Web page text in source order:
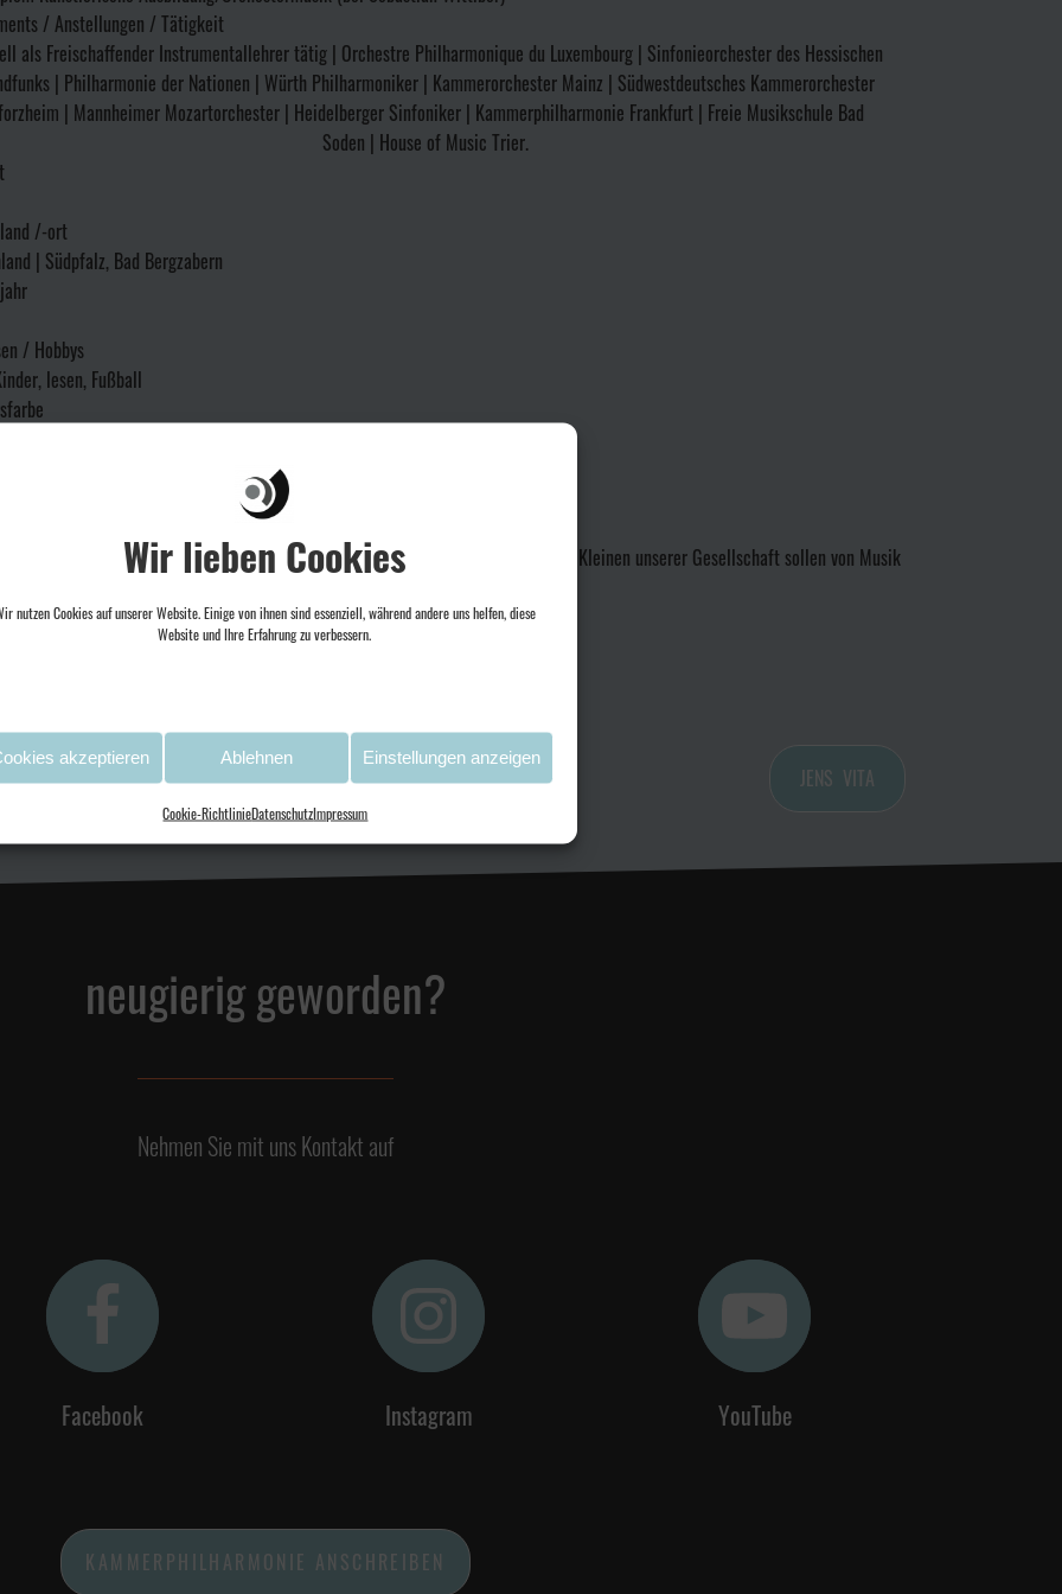
Wir lieben Cookies
nutzen Cookies auf unserer Website. Einige von ihnen sind essenziell, während andere uns helfen, diese
Website und Ihre Erfahrung zu verbessern.
akzeptieren Ablehnen Einstellungen anzeigen
Cookie-RichtlinieDatenschutzImpressum
/ Anstellungen / Tätigkeit
als Freischaffender Instrumentallehrer tätig | Orchestre Philharmonique du Luxembourg | Sinfonieorchester des Hessischen
| Philharmonie der Nationen | Würth Philharmoniker | Kammerorchester Mainz | Südwestdeutsches Kammerorchester
| Mannheimer Mozartorchester | Heidelberger Sinfoniker | Kammerphilharmonie Frankfurt | Freie Musikschule Bad
Soden | House of Music Trier.
/-ort
| Südpfalz, Bad Bergzabern
/ Hobbys
lesen, Fußball
als Musiker*in wichtig ist
erster Linie wichtig, dem Publikum was besonderes mit zu geben. Vor allem die Kleinen unserer Gesellschaft sollen von Musik
als Mensch wichtig ist
Offenheit, Gesundheit, Spaß & Freude am Leben
die wichtig für mich sind
meine Freunde
JENS VITA
neugierig geworden?
Nehmen Sie mit uns Kontakt auf
Facebook Instagram YouTube
KAMMERPHILHARMONIE ANSCHREIBEN